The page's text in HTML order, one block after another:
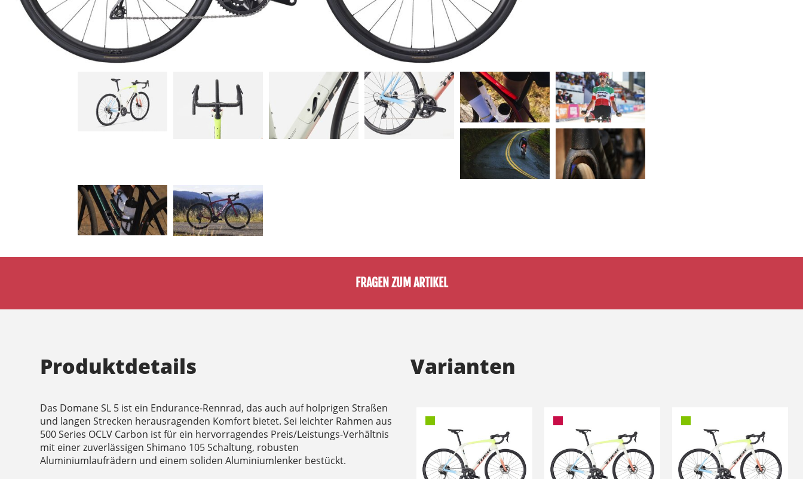
FRAGEN ZUM ARTIKEL
Produktdetails
Das Domane SL 5 ist ein Endurance-Rennrad, das auch auf holprigen Straßen
und langen Strecken herausragenden Komfort bietet. Sei leichter Rahmen aus
500 Series OCLV Carbon ist für ein hervorragendes Preis/Leistungs-Verhältnis
mit einer zuverlässigen Shimano 105 Schaltung, robusten
Aluminiumlaufrädern und einem soliden Aluminiumlenker bestückt.
Varianten